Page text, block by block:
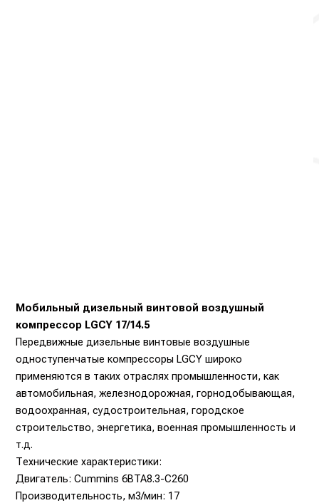
Мобильный дизельный винтовой воздушный
компрессор LGCY 17/14.5
Передвижные дизельные винтовые воздушные
одноступенчатые компрессоры LGCY широко
применяются в таких отраслях промышленности, как
автомобильная, железнодорожная, горнодобывающая,
водоохранная, судостроительная, городское
строительство, энергетика, военная промышленность и
т.д.
Технические характеристики:
Двигатель: Cummins 6BTA8.3-C260
Производительность, м3/мин: 17